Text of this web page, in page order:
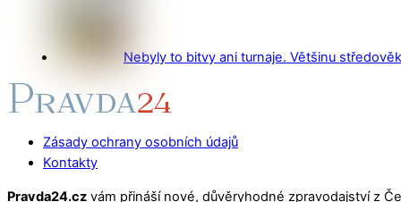
Nebyly to bitvy ani turnaje. Většinu
Zásady ochrany osobních údajů
Kontakty
Pravda24.cz vám přináší nové, důvěryhodné zpravodajství z